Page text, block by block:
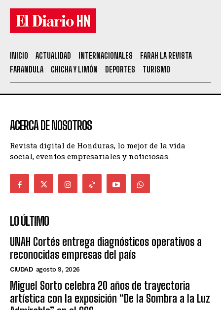
INICIO ACTUALIDAD INTERNACIONALES
FARAH LA REVISTA
FARANDULA
CHICHA Y LIMÓN DEPORTES TURISMO
ACERCA DE NOSOTROS
Revista digital de Honduras, lo mejor de la vida
social, eventos empresariales y noticiosas.
LO ÚLTIMO
UNAH Cortés entrega diagnósticos operativos a
reconocidas empresas del país
CIUDAD agosto 9, 2026
Miguel Sorto celebra 20 años de trayectoria
artística con la exposición “De la Sombra a la Luz